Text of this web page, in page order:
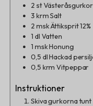
2 stVästeråsgurkor
3 krmSalt
2 mskÄttiksprit 12%
1 dl Vatten
1 mskHonung
0,5 dlHackad
0,5 krm Vitpeppar
Instruktioner
Skiva gurkorna